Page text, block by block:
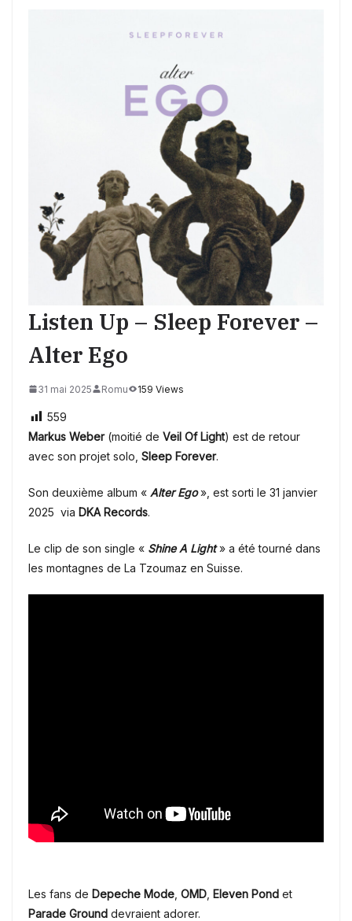
Listen Up – Sleep Forever –
Alter Ego
31 mai 2025 Romu 159 Views
559
Markus Weber(moitié de Veil Of Light) est de retour
avec son projet solo, Sleep Forever.
Son deuxième album « Alter Ego», est sorti le 31 janvier
2025 via DKA Records.
Le clip de son single « Shine A Light» a été tourné dans
les montagnes de La Tzoumaz en Suisse.
Les fans de Depeche Mode OMD Eleven Pond et
Parade Ground devraient adorer.